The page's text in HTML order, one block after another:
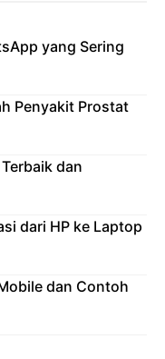
yang Sering
Penyakit Prostat
dan
dari HP ke Laptop
dan Contoh